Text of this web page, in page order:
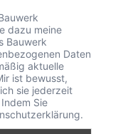
dazu meine
Bauwerk
Daten
aktuelle
ist bewusst,
sie jederzeit
Sie